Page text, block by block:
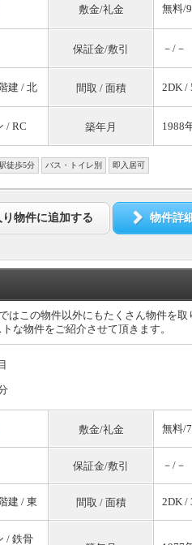
敷金/礼金 無料/
保証金/敷引 －/－
建 / 北 間取 / 面積 2DK /
/ RC 築年月 1988
徒歩5分 バス・トイレ別 即入居可
物件に追加する 物件詳
はこの物件以外にもたくさん物件を取
な物件をご紹介させて頂きます。
敷金/礼金 無料/
保証金/敷引 －/－
建 / 東 間取 / 面積 2DK /
/ 鉄骨